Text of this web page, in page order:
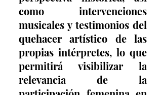
como intervenciones
musicales y testimonios del
quehacer artístico de las
propias intérpretes, lo que
permitirá visibilizar la
relevancia de la